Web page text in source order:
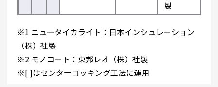
製
※1 ニュータイカライト：日本インシュレーション
（株）社製
※2 モノコート：東邦レオ（株）社製
※[ ]はセンターロッキング工法に運用